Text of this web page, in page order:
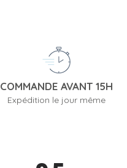
COMMANDE AVANT 15H
Expédition le jour même